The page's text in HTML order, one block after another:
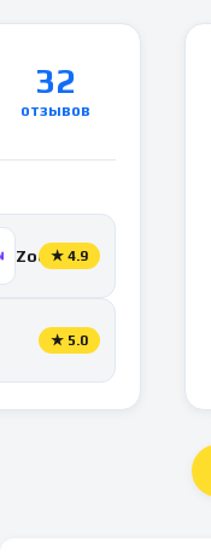
32
отзывов
Zoon★4.9
★ 5.0